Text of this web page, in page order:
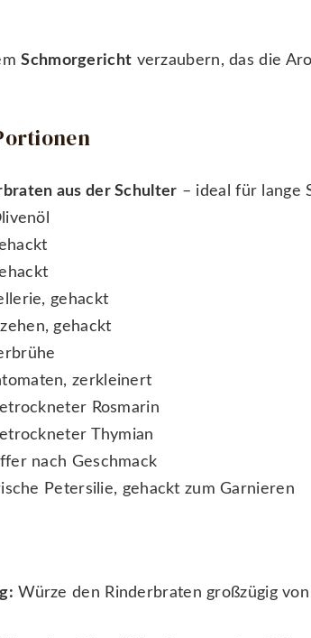
Schmorgericht verzaubern, das die
aus der Schulter – ideal für lange
gehackt
gehackt
zerkleinert
Rosmarin
Thymian
nach Geschmack
Petersilie, gehackt zum Garnieren
Würze den Rinderbraten großzügig